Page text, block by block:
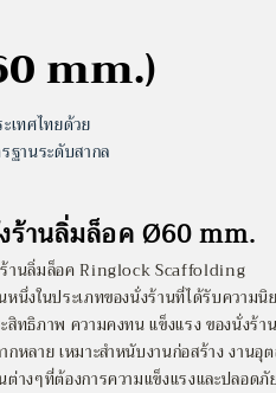
mm.)
เทศไทยด้วย
ฐานระดับสากล
านลิ่มล็อค Ringlock Scaffolding
หนึ่งในประเภทของนั่งร้านที่ได้รับความนิ
สิทธิภาพ ความคงทน แข็งแรง ของนั่งร้า
กหลาย เหมาะสำหนับงานก่อสร้าง งานอุ
ต่างๆที่ต้องการความแข็งแรงและปลอดภั
ร้านลิ่มล็อค Ø60 mm.